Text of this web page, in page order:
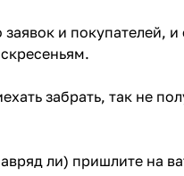
и покупателей,
забрать, так не
ли) пришлите на